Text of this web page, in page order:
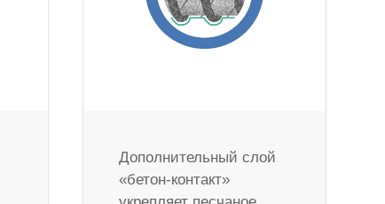
Дополнительный слой
«бетон-контакт»